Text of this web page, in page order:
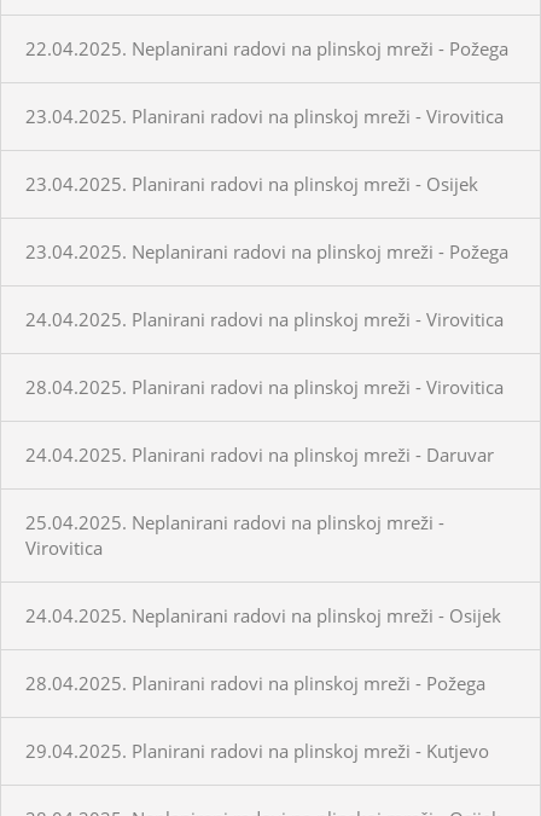
22.04.2025. Neplanirani radovi na plinskoj mreži - Požega
23.04.2025. Planirani radovi na plinskoj mreži - Virovitica
23.04.2025. Planirani radovi na plinskoj mreži - Osijek
23.04.2025. Neplanirani radovi na plinskoj mreži - Požega
24.04.2025. Planirani radovi na plinskoj mreži - Virovitica
28.04.2025. Planirani radovi na plinskoj mreži - Virovitica
24.04.2025. Planirani radovi na plinskoj mreži - Daruvar
25.04.2025. Neplanirani radovi na plinskoj mreži -
Virovitica
24.04.2025. Neplanirani radovi na plinskoj mreži - Osijek
28.04.2025. Planirani radovi na plinskoj mreži - Požega
29.04.2025. Planirani radovi na plinskoj mreži - Kutjevo